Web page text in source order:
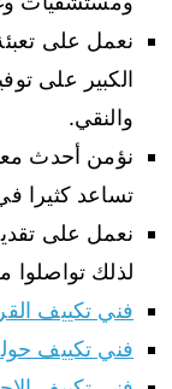
نعمل على
الكبير على
والنقي.
نؤمن أحدث
تساعد كثيرا
نعمل على
لذلك تواصلوا معنا 98548488 في
فني تكييف
فني تكييف